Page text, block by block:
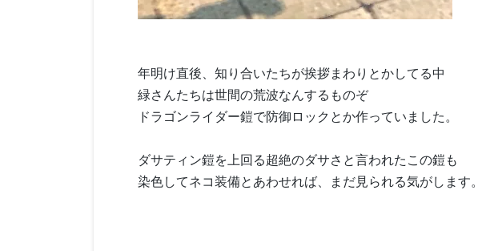
年明け直後、知り合いたちが挨拶まわりとかしてる中
緑さんたちは世間の荒波なんするものぞ
ドラゴンライダー鎧で防御ロックとか作っていました。
ダサティン鎧を上回る超絶のダサさと言われたこの鎧も
染色してネコ装備とあわせれば、まだ見られる気がします。